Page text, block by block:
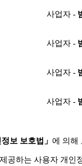
사업자 -
사업자 -
사업자 -
사업자 -
정보 보호법」 에 의해
공하는 사용자 개